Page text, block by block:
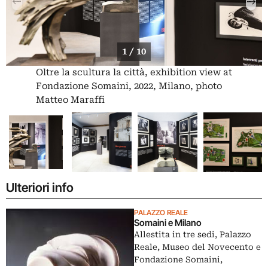
1 / 10
Oltre la scultura la città, exhibition view at
Fondazione Somaini, 2022, Milano, photo
Matteo Maraffi
Ulteriori info
PALAZZO REALE
Somaini e Milano
Allestita in tre sedi, Palazzo
Reale, Museo del Novecento e
Fondazione Somaini,